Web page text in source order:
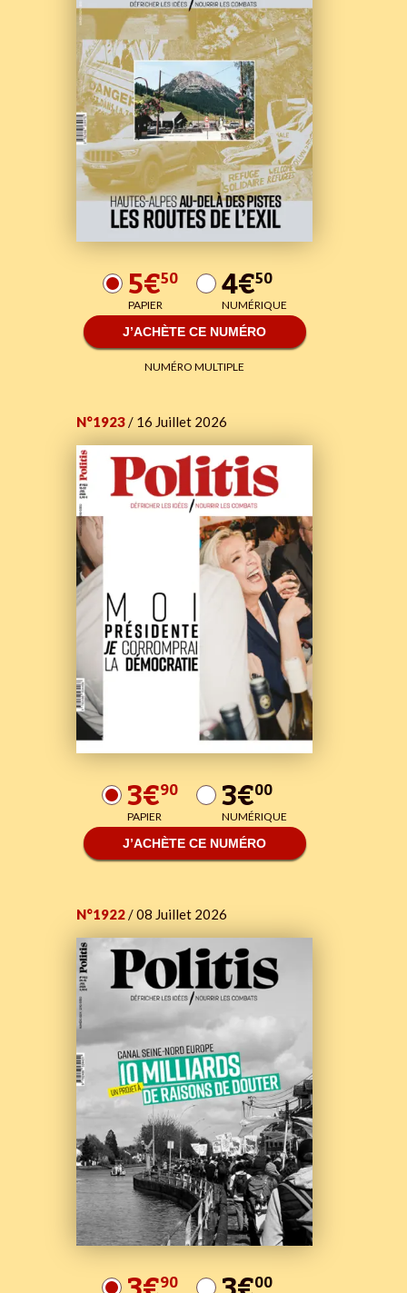
5€50
PAPIER 4€50
NUMÉRIQUE
J’ACHÈTE CE NUMÉRO
NUMÉRO MULTIPLE
N°1923/ 16 Juillet 2026
3€90
PAPIER 3€00
NUMÉRIQUE
J’ACHÈTE CE NUMÉRO
N°1922/ 08 Juillet 2026
90 00